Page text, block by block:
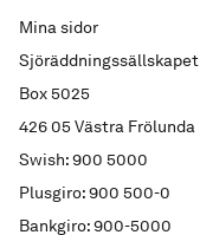
Sjöräddningssällskapet
Box 5025
426 05 Västra Frölunda
Swish: 900 5000
Plusgiro: 900 500-0
Bankgiro: 900-5000
Mina sidor